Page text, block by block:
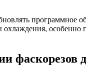
программное
фаскорезов